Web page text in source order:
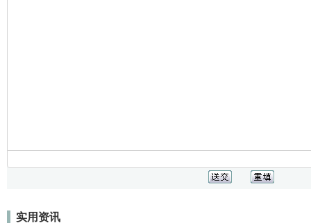
实用资讯